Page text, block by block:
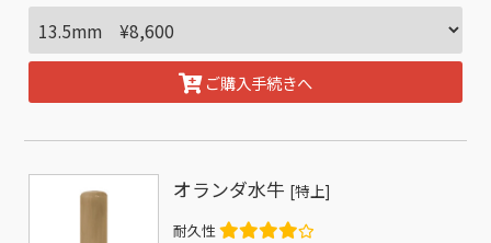
ご購入手続きへ
オランダ水牛 [特上]
耐久性